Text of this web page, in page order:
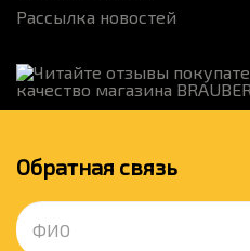
Рассылка новостей
Обратная связь